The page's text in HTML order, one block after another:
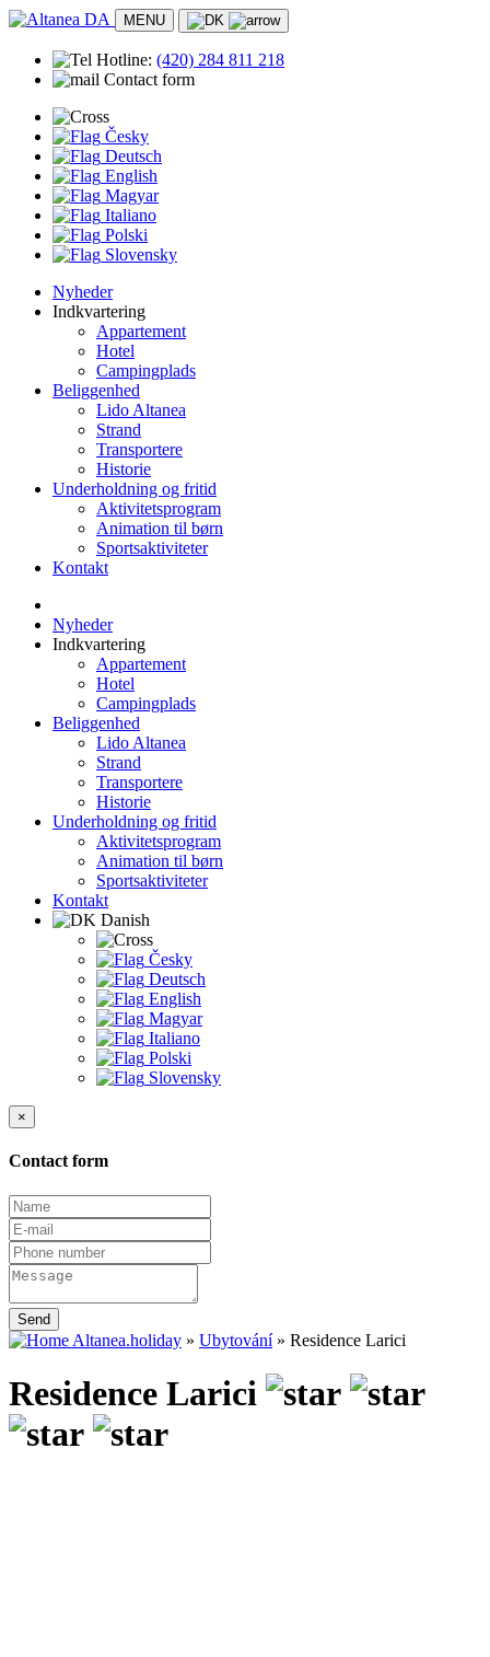
MENU
Hotline: (420) 284 811 218
Contact form
Česky
Deutsch
English
Magyar
Italiano
Polski
Slovensky
Nyheder
Indkvartering
Appartement
Hotel
Campingplads
Beliggenhed
Lido Altanea
Strand
Transportere
Historie
Underholdning og fritid
Aktivitetsprogram
Animation til børn
Sportsaktiviteter
Kontakt
Nyheder
Indkvartering
Appartement
Hotel
Campingplads
Beliggenhed
Lido Altanea
Strand
Transportere
Historie
Underholdning og fritid
Aktivitetsprogram
Animation til børn
Sportsaktiviteter
Kontakt
Danish
Česky
Deutsch
English
Magyar
Italiano
Polski
Slovensky
×
Contact form
Send
Altanea.holiday » Ubytování» Residence Larici
Residence Larici